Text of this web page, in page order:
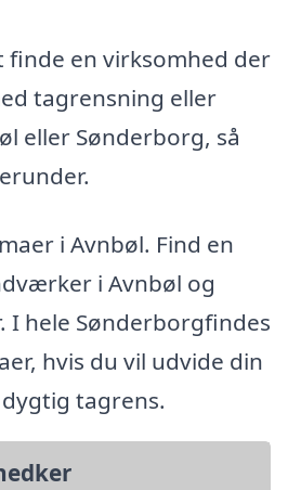
finde en virksomhed der
tagrensning eller
eller Sønderborg, så
i Avnbøl. Find en
i Avnbøl og
I hele Sønderborgfindes
hvis du vil udvide din
tagrens.